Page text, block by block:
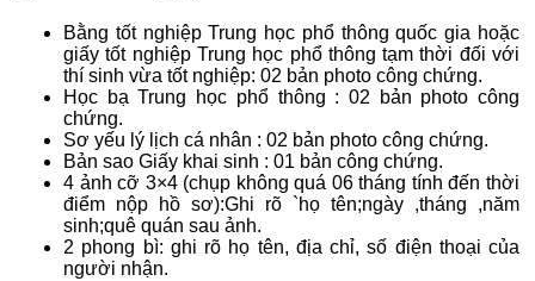
Bằng tốt nghiệp Trung học phổ thông quốc gia hoặc
giấy tốt nghiệp Trung học phổ thông tạm thời đối với
thí sinh vừa tốt nghiệp: 02 bản photo công chứng.
Học bạ Trung học phổ thông : 02 bản photo công
chứng.
Sơ yếu lý lịch cá nhân : 02 bản photo công chứng.
Bản sao Giấy khai sinh : 01 bản công chứng.
4 ảnh cỡ 3×4 (chụp không quá 06 tháng tính đến thời
điểm nộp hồ sơ):Ghi rõ `họ tên;ngày ,tháng ,năm
sinh;quê quán sau ảnh.
2 phong bì: ghi rõ họ tên, địa chỉ, số điện thoại của
người nhận.